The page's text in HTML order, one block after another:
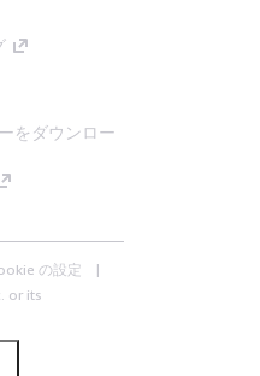
をダウンロー
の設定
or its